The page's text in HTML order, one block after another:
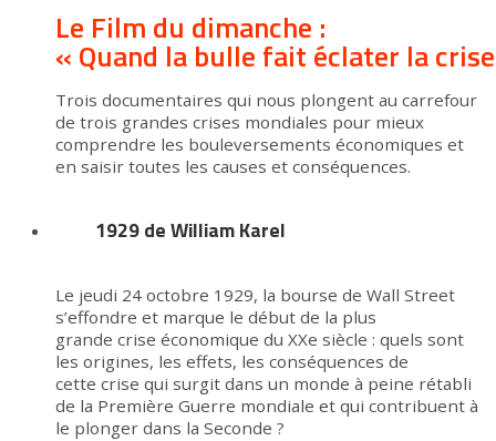
Le Film du dimanche :
« Quand la bulle fait éclater la
Trois documentaires qui nous plongent au carrefour
de trois grandes crises mondiales pour mieux
comprendre les bouleversements économiques et
en saisir toutes les causes et conséquences.
1929 de William Karel
Le jeudi 24 octobre 1929, la bourse de Wall Street
s’effondre et marque le début de la plus
grande crise économique du XXe siècle : quels sont
les origines, les effets, les conséquences de
cette crise qui surgit dans un monde à peine rétabli
de la Première Guerre mondiale et qui contribuent à
le plonger dans la Seconde ?